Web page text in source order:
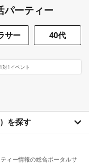
パーティー
サー 40代
対1イベント
を探す
ィー情報の総合ポータルサ